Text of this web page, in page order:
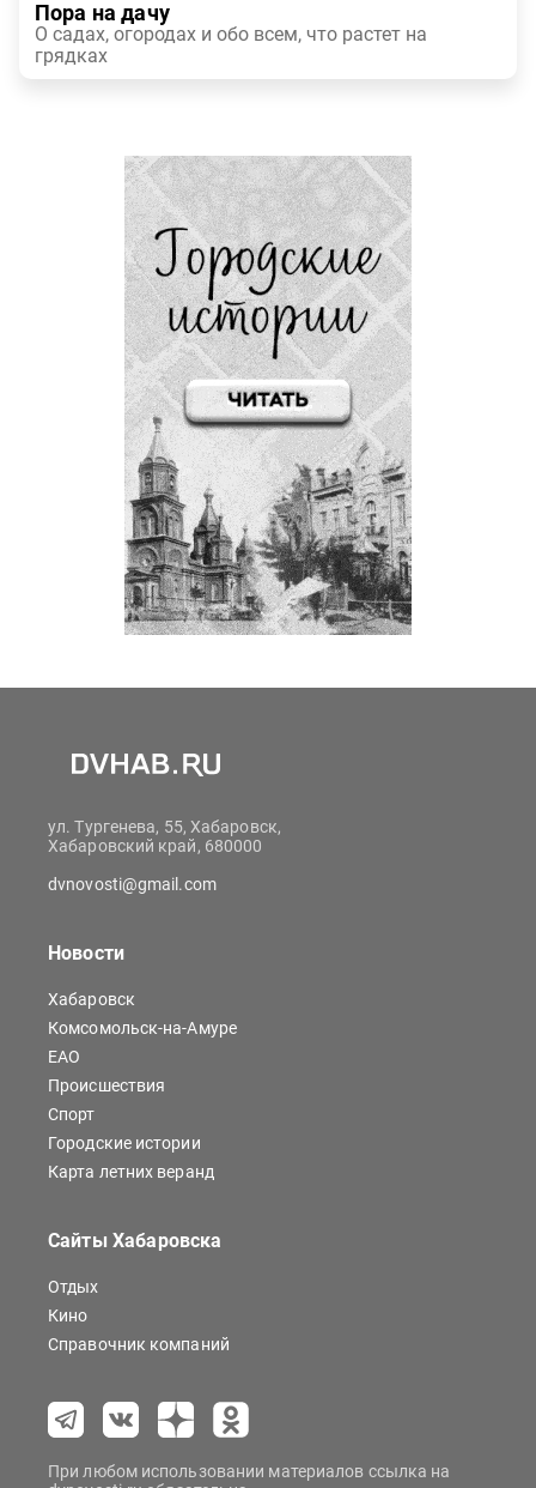
Пора на дачу
О садах, огородах и обо всем, что растет на
грядках
ул. Тургенева, 55, Хабаровск,
Хабаровский край, 680000
dvnovosti@gmail.com
Новости
Хабаровск
Комсомольск-на-Амуре
ЕАО
Происшествия
Спорт
Городские истории
Карта летних веранд
Сайты Хабаровска
Отдых
Кино
Справочник компаний
При любом использовании материалов ссылка на